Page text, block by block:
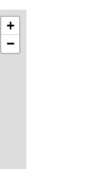
+
−